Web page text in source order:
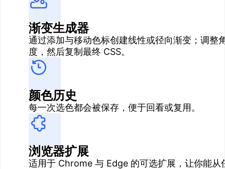
渐变生成器
通过添加与移动色标创建线性或径向渐变；调整
度，然后复制最终 CSS。
颜色历史
每一次选色都会被保存，便于回看或复用。
浏览器扩展
适用于 Chrome 与 Edge 的可选扩展，让你能从